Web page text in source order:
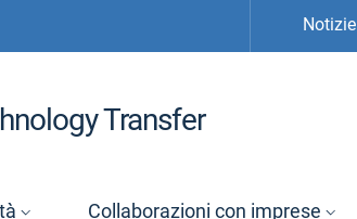
Notizie
Transfer
Collaborazioni con imprese